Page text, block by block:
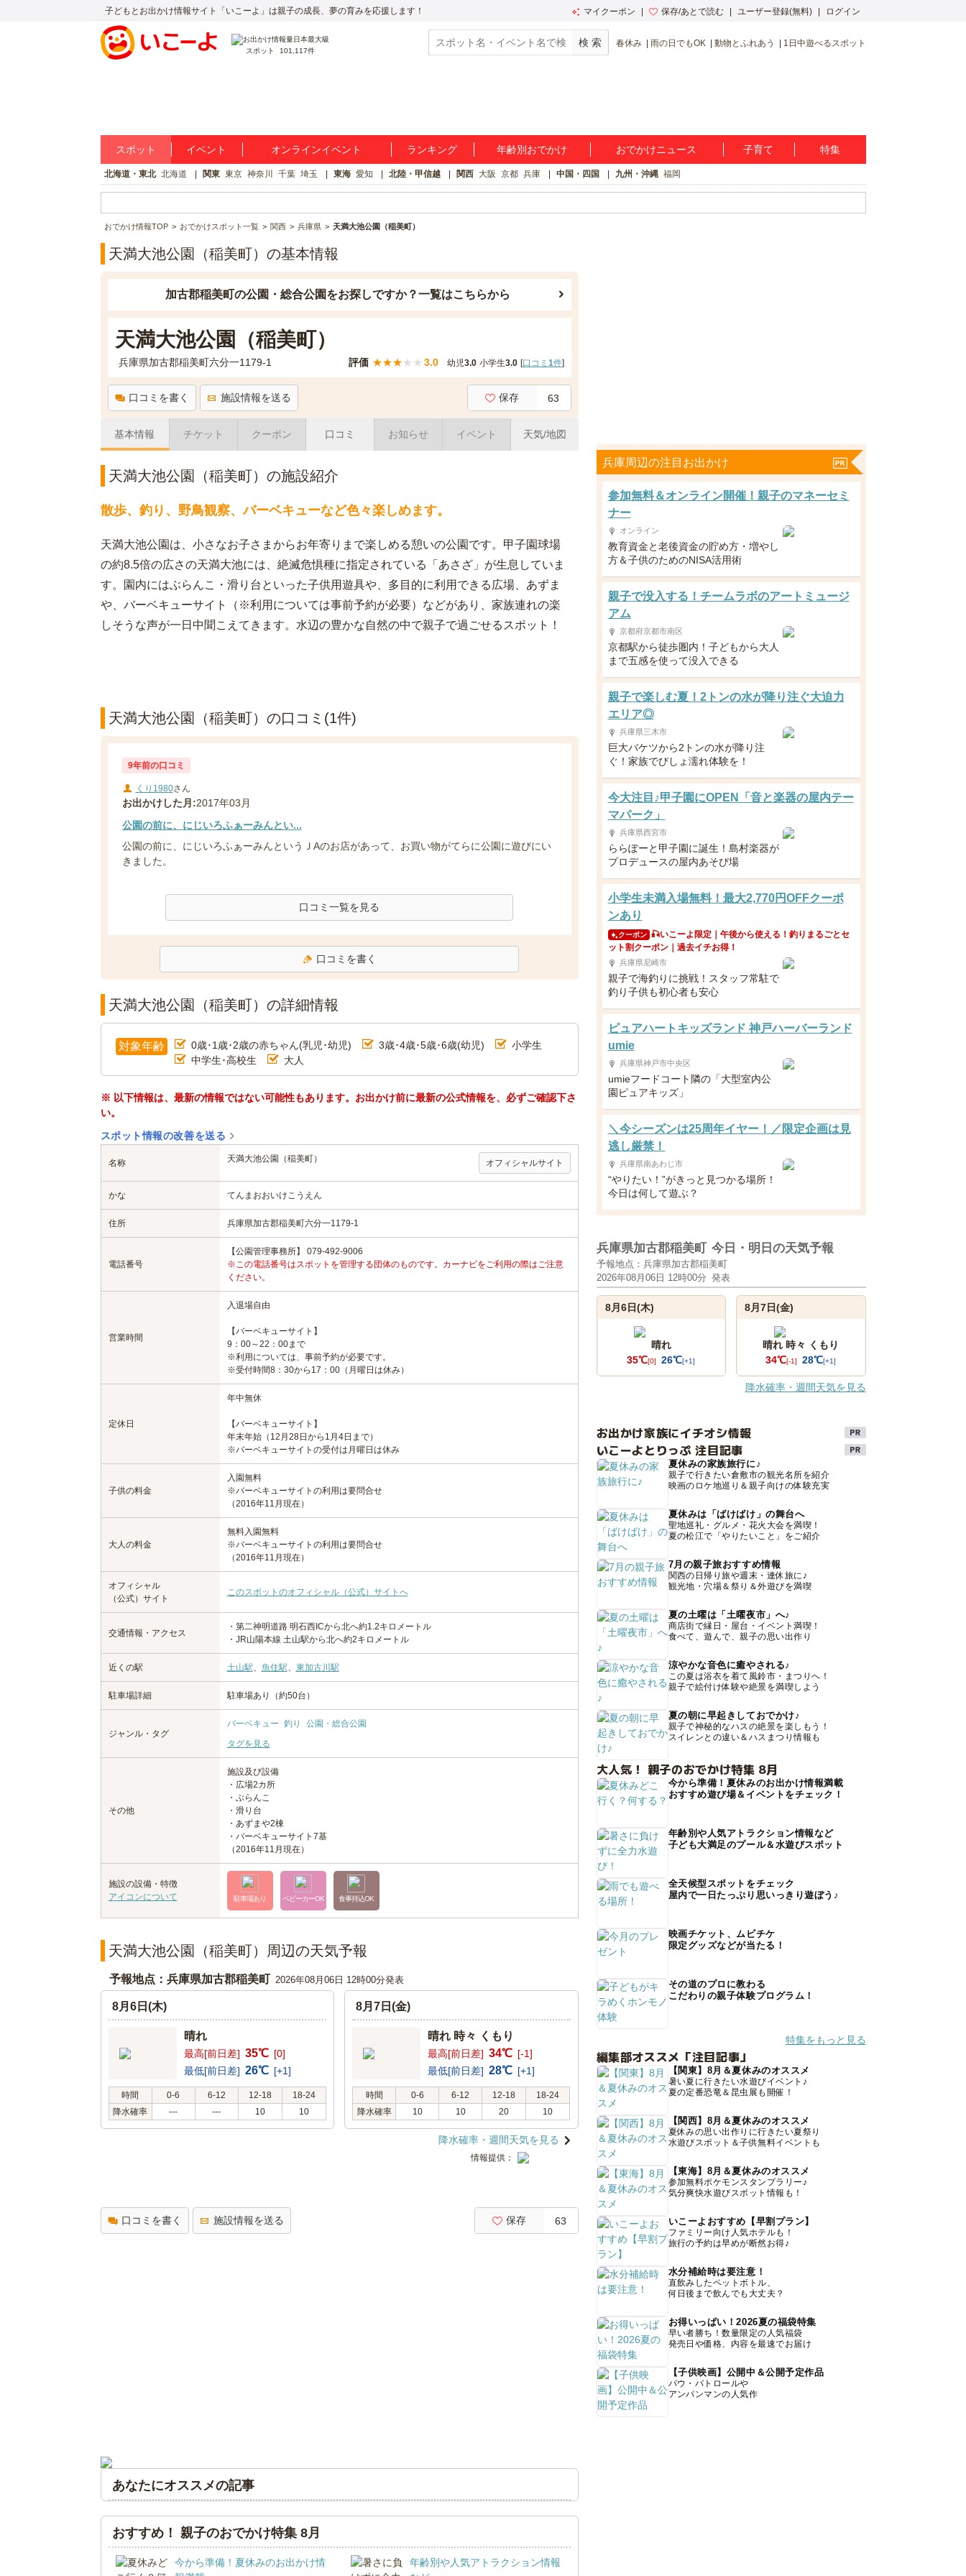
子どもとお出かけ情報サイト「いこーよ」は親子の成長、夢の育みを応援します！ マイクーポン 保存/あとで読む ユーザー登録(無料) ログイン
スポット 101,117件
春休み 雨の日でもOK 動物とふれあう 1日中遊べるスポット
スポット イベント オンラインイベント ランキング 年齢別おでかけ おでかけニュース 子育て 特集
北海道・東北 北海道 関東 東京 神奈川 千葉 埼玉 東海 愛知 北陸・甲信越 関西 大阪 京都 兵庫 中国・四国 九州・沖縄 福岡
おでかけ情報TOP おでかけスポット一覧 関西 兵庫県 天満大池公園（稲美町）
天満大池公園（稲美町）の基本情報
加古郡稲美町の公園・総合公園をお探しですか？一覧はこちらから
天満大池公園（稲美町）
兵庫県加古郡稲美町六分一1179-1 評価 ★★★★ ★ 3.0 幼児3.0 小学生3.0 [口コミ 1件]
口コミを書く 施設情報を送る 保存 63
基本情報 チケット クーポン 口コミ お知らせ イベント 天気/地図
天満大池公園（稲美町）の施設紹介
散歩、釣り、野鳥観察、バーベキューなど色々楽しめます。
天満大池公園は、小さなお子さまからお年寄りまで楽しめる憩いの公園です。甲子園球場
の約8.5倍の広さの天満大池には、絶滅危惧種に指定されている「あさざ」が生息していま
す。園内にはぶらんこ・滑り台といった子供用遊具や、多目的に利用できる広場、あずま
や、バーベキューサイト（※利用については事前予約が必要）などがあり、家族連れの楽
しそうな声が一日中聞こえてきます。水辺の豊かな自然の中で親子で過ごせるスポット！
天満大池公園（稲美町）の口コミ(1件)
9年前の口コミ
くり1980さん
お出かけした月:2017年03月
公園の前に、にじいろふぁーみんとい...
公園の前に、にじいろふぁーみんというＪAのお店があって、お買い物がてらに公園に遊びにい
きました。
口コミ一覧を見る
口コミを書く
天満大池公園（稲美町）の詳細情報
対象年齢 0歳･1歳･2歳の赤ちゃん(乳児･幼児) 3歳･4歳･5歳･6歳(幼児)
小学生
中学生･高校生
大人
※ 以下情報は、最新の情報ではない可能性もあります。お出かけ前に最新の公式情報を、必ずご確認下さ
い。
スポット情報の改善を送る
名称 天満大池公園（稲美町） オフィシャルサイト
かな てんまおおいけこうえん
住所 兵庫県加古郡稲美町六分一1179-1
電話番号
【公園管理事務所】 079-492-9006
※この電話番号はスポットを管理する団体のものです。カーナビをご利用の際はご注意
ください。
営業時間
入退場自由
【バーベキューサイト】
9：00～22：00まで
※利用については、事前予約が必要です。
※受付時間8：30から17：00（月曜日は休み）
定休日
年中無休
【バーベキューサイト】
年末年始（12月28日から1月4日まで）
※バーベキューサイトの受付は月曜日は休み
子供の料金
入園無料
※バーベキューサイトの利用は要問合せ
（2016年11月現在）
大人の料金
無料入園無料
※バーベキューサイトの利用は要問合せ
（2016年11月現在）
オフィシャル
（公式）サイト
このスポットのオフィシャル（公式）サイトへ
交通情報・アクセス
・第二神明道路 明石西ICから北へ約1.2キロメートル
・JR山陽本線 土山駅から北へ約2キロメートル
近くの駅 土山駅、 魚住駅、 東加古川駅
駐車場詳細 駐車場あり（約50台）
ジャンル・タグ
バーベキュー 釣り
公園・総合公園
タグを見る
その他
施設及び設備
・広場2カ所
・ぶらんこ
・滑り台
・あずまや2棟
・バーベキューサイト7基
（2016年11月現在）
施設の設備・特徴
アイコンについて
駐車場あり ベビーカーOK 食事持込OK
天満大池公園（稲美町）周辺の天気予報
予報地点：兵庫県加古郡稲美町 2026年08月06日 12時00分発表
8月6日(木)
晴れ
最高[前日差] 35℃ [0]
最低[前日差] 26℃ [+1]
時間 0-6 6-12 12-18
18-24
降水確率
--- --- 10 10
8月7日(金)
晴れ 時々 くもり
最高[前日差] 34℃ [-1]
最低[前日差] 28℃ [+1]
時間 0-6 6-12 12-18
18-24
降水確率
10 10 20 10
降水確率・週間天気を見る
情報提供：
口コミを書く 施設情報を送る 保存 63
あなたにオススメの記事
おすすめ！ 親子のおでかけ特集 8月
今から準備！夏休みのお出かけ情
年齢別や人気アトラクション情報
兵庫周辺の注目お出かけ
参加無料＆オンライン開催！親子のマネーセミ
ナー
オンライン
教育資金と老後資金の貯め方・増やし
方＆子供のためのNISA活用術
親子で没入する！チームラボのアートミュージ
アム
京都府京都市南区
京都駅から徒歩圏内！子どもから大人
まで五感を使って没入できる
親子で楽しむ夏！2トンの水が降り注ぐ大迫力
エリア◎
兵庫県三木市
巨大バケツから2トンの水が降り注
ぐ！家族でびしょ濡れ体験を！
今大注目♪甲子園にOPEN「音と楽器の屋内テー
マパーク」
兵庫県西宮市
ららぽーと甲子園に誕生！島村楽器が
プロデュースの屋内あそび場
小学生未満入場無料！最大2,770円OFFクーポ
ンあり
クーポン 🎣いこーよ限定｜午後から使える！釣りまるごとセ
ット割クーポン｜過去イチお得！
兵庫県尼崎市
親子で海釣りに挑戦！スタッフ常駐で
釣り子供も初心者も安心
ピュアハートキッズランド 神戸ハーバーランド
umie
兵庫県神戸市中央区
umieフードコート隣の「大型室内公
園ピュアキッズ」
＼今シーズンは25周年イヤー！／限定企画は見
逃し厳禁！
兵庫県南あわじ市
“やりたい！”がきっと見つかる場所！
今日は何して遊ぶ？
兵庫県加古郡稲美町 今日・明日の天気予報
予報地点：兵庫県加古郡稲美町
2026年08月06日 12時00分 発表
8月6日(木)
晴れ
35℃[0] 26℃[+1]
8月7日(金)
晴れ 時々 くもり
34℃[-1] 28℃[+1]
降水確率・週間天気を見る
お出かけ家族にイチオシ情報
いこーよとりっぷ 注目記事
夏休みの家族旅行に♪
親子で行きたい倉敷市の観光名所を紹介
映画のロケ地巡り＆親子向けの体験充実
夏休みは「ばけばけ」の舞台へ
聖地巡礼・グルメ・花火大会を満喫！
夏の松江で「やりたいこと」をご紹介
7月の親子旅おすすめ情報
関西の日帰り旅や週末・連休旅に♪
観光地・穴場＆祭り＆外遊びを満喫
夏の土曜は「土曜夜市」へ♪
商店街で縁日・屋台・イベント満喫！
食べて、遊んで、親子の思い出作り
涼やかな音色に癒やされる♪
この夏は浴衣を着て風鈴市・まつりへ！
親子で絵付け体験や絶景を満喫しよう
夏の朝に早起きしておでかけ♪
親子で神秘的なハスの絶景を楽しもう！
スイレンとの違い＆ハスまつり情報も
大人気！ 親子のおでかけ特集 8月
今から準備！夏休みのお出かけ情報満載
おすすめ遊び場＆イベントをチェック！
年齢別や人気アトラクション情報など
子ども大満足のプール＆水遊びスポット
全天候型スポットをチェック
屋内で一日たっぷり思いっきり遊ぼう♪
映画チケット、ムビチケ
限定グッズなどが当たる！
その道のプロに教わる
こだわりの親子体験プログラム！
特集をもっと見る
編集部オススメ「注目記事」
【関東】8月＆夏休みのオススメ
暑い夏に行きたい水遊びイベント♪
夏の定番恐竜＆昆虫展も開催！
【関西】8月＆夏休みのオススメ
夏休みの思い出作りに行きたい夏祭り
水遊びスポット＆子供無料イベントも
【東海】8月＆夏休みのオススメ
参加無料ポケモンスタンプラリー♪
気分爽快水遊びスポット情報も！
いこーよおすすめ【早割プラン】
ファミリー向け人気ホテルも！
旅行の予約は早めが断然お得♪
水分補給時は要注意！
直飲みしたペットボトル、
何日後まで飲んでも大丈夫？
お得いっぱい！2026夏の福袋特集
早い者勝ち！数量限定の人気福袋
発売日や価格、内容を最速でお届け
【子供映画】公開中＆公開予定作品
パウ・パトロールや
アンパンマンの人気作